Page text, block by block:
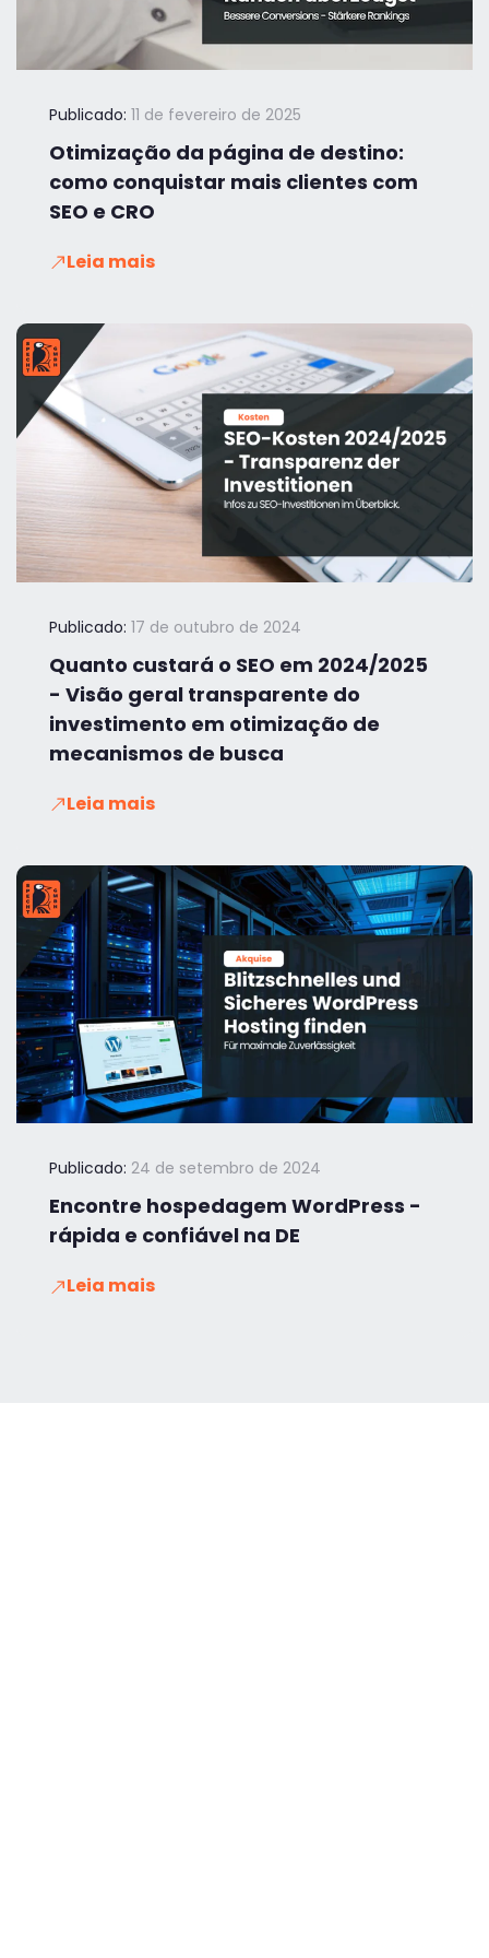
Publicado: 11 de fevereiro de 2025
Otimização da página de destino:
como conquistar mais clientes com
SEO e CRO
Leia mais
Publicado: 17 de outubro de 2024
Quanto custará o SEO em 2024/2025
- Visão geral transparente do
investimento em otimização de
mecanismos de busca
Leia mais
Publicado: 24 de setembro de 2024
Encontre hospedagem WordPress -
rápida e confiável na DE
Leia mais